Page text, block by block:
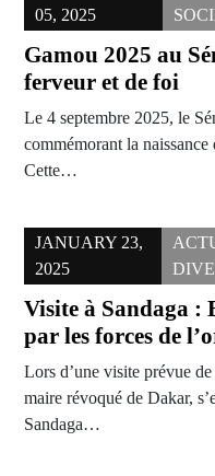
05, 2025
Gamou 2025 au
ferveur et de foi
Le 4 septembre 2025, le
commémorant la
Cette…
JANUARY 23,
2025
Visite à Sandaga :
par les forces de
Lors d’une visite prévue
maire révoqué de Dakar,
Sandaga…